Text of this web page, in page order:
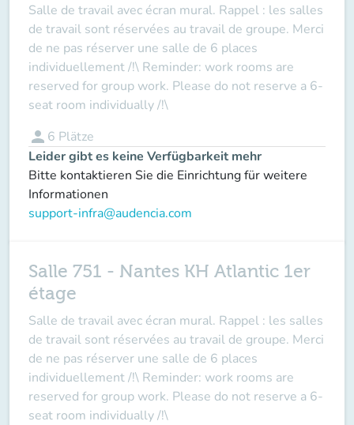
Salle de travail avec écran mural. Rappel : les salles
de travail sont réservées au travail de groupe. Merci
de ne pas réserver une salle de 6 places
individuellement /!\ Reminder: work rooms are
reserved for group work. Please do not reserve a 6-
seat room individually /!\
person 6 Plätze
Leider gibt es keine Verfügbarkeit mehr
Bitte kontaktieren Sie die Einrichtung für weitere
Informationen
support-infra@audencia.com
Salle 751 - Nantes KH Atlantic 1er
étage
Salle de travail avec écran mural. Rappel : les salles
de travail sont réservées au travail de groupe. Merci
de ne pas réserver une salle de 6 places
individuellement /!\ Reminder: work rooms are
reserved for group work. Please do not reserve a 6-
seat room individually /!\